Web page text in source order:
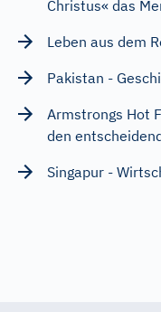
Christus« das
Leben aus dem
Pakistan -
Armstrongs Hot
den
Singapur -